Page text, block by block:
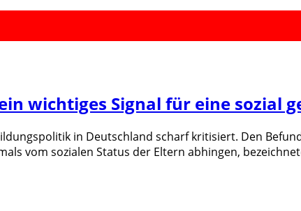
wichtiges Signal für eine sozial
in Deutschland scharf kritisiert. Den
vom sozialen Status der Eltern abhingen,